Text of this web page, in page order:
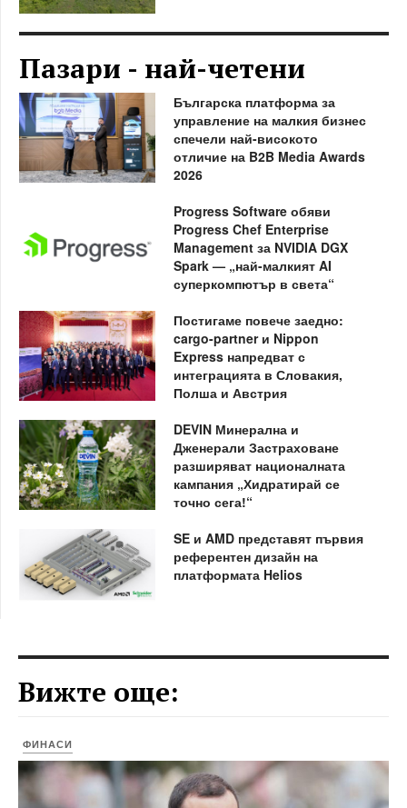
Пазари - най-четени
Българска платформа за
управление на малкия бизнес
спечели най-високото
отличие на B2B Media Awards
2026
Progress Software обяви
Progress Chef Enterprise
Management за NVIDIA DGX
Spark — „най-малкият AI
суперкомпютър в света“
Постигаме повече заедно:
cargo-partner и Nippon
Express напредват с
интеграцията в Словакия,
Полша и Австрия
DEVIN Минерална и
Дженерали Застраховане
разширяват националната
кампания „Хидратирай се
точно сега!“
SE и AMD представят първия
референтен дизайн на
платформата Helios
Вижте още:
ФИНАСИ